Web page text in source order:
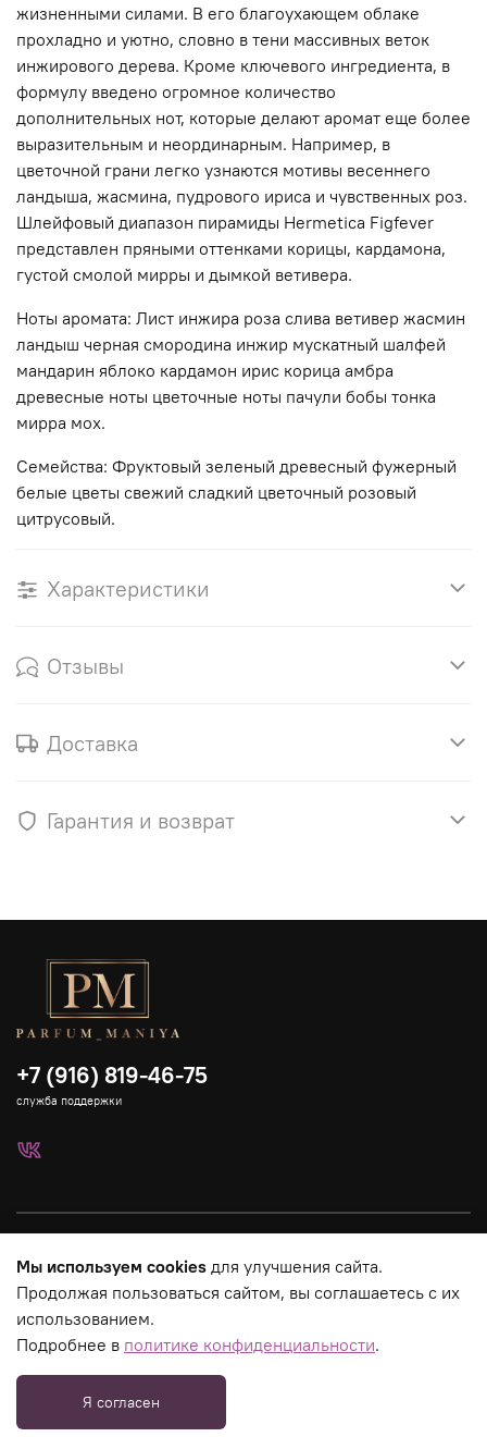
жизненными силами. В его благоухающем облаке
прохладно и уютно, словно в тени массивных веток
инжирового дерева. Кроме ключевого ингредиента, в
формулу введено огромное количество
дополнительных нот, которые делают аромат еще более
выразительным и неординарным. Например, в
цветочной грани легко узнаются мотивы весеннего
ландыша, жасмина, пудрового ириса и чувственных роз.
Шлейфовый диапазон пирамиды Hermetica Figfever
представлен пряными оттенками корицы, кардамона,
густой смолой мирры и дымкой ветивера.
Ноты аромата: Лист инжира роза слива ветивер жасмин
ландыш черная смородина инжир мускатный шалфей
мандарин яблоко кардамон ирис корица амбра
древесные ноты цветочные ноты пачули бобы тонка
мирра мох.
Семейства: Фруктовый зеленый древесный фужерный
белые цветы свежий сладкий цветочный розовый
цитрусовый.
Характеристики
Отзывы
Доставка
Гарантия и возврат
Страницы магазина
Юридическая информация
+7 (916) 819-46-75
служба поддержки
Мы используем cookies для улучшения сайта.
Продолжая пользоваться сайтом, вы соглашаетесь с их
использованием.
Подробнее в политике конфиденциальности.
Я согласен